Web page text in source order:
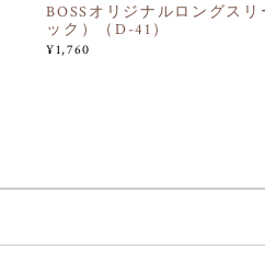
BOSSオリジナルロングス
ック）（D-41）
¥1,760